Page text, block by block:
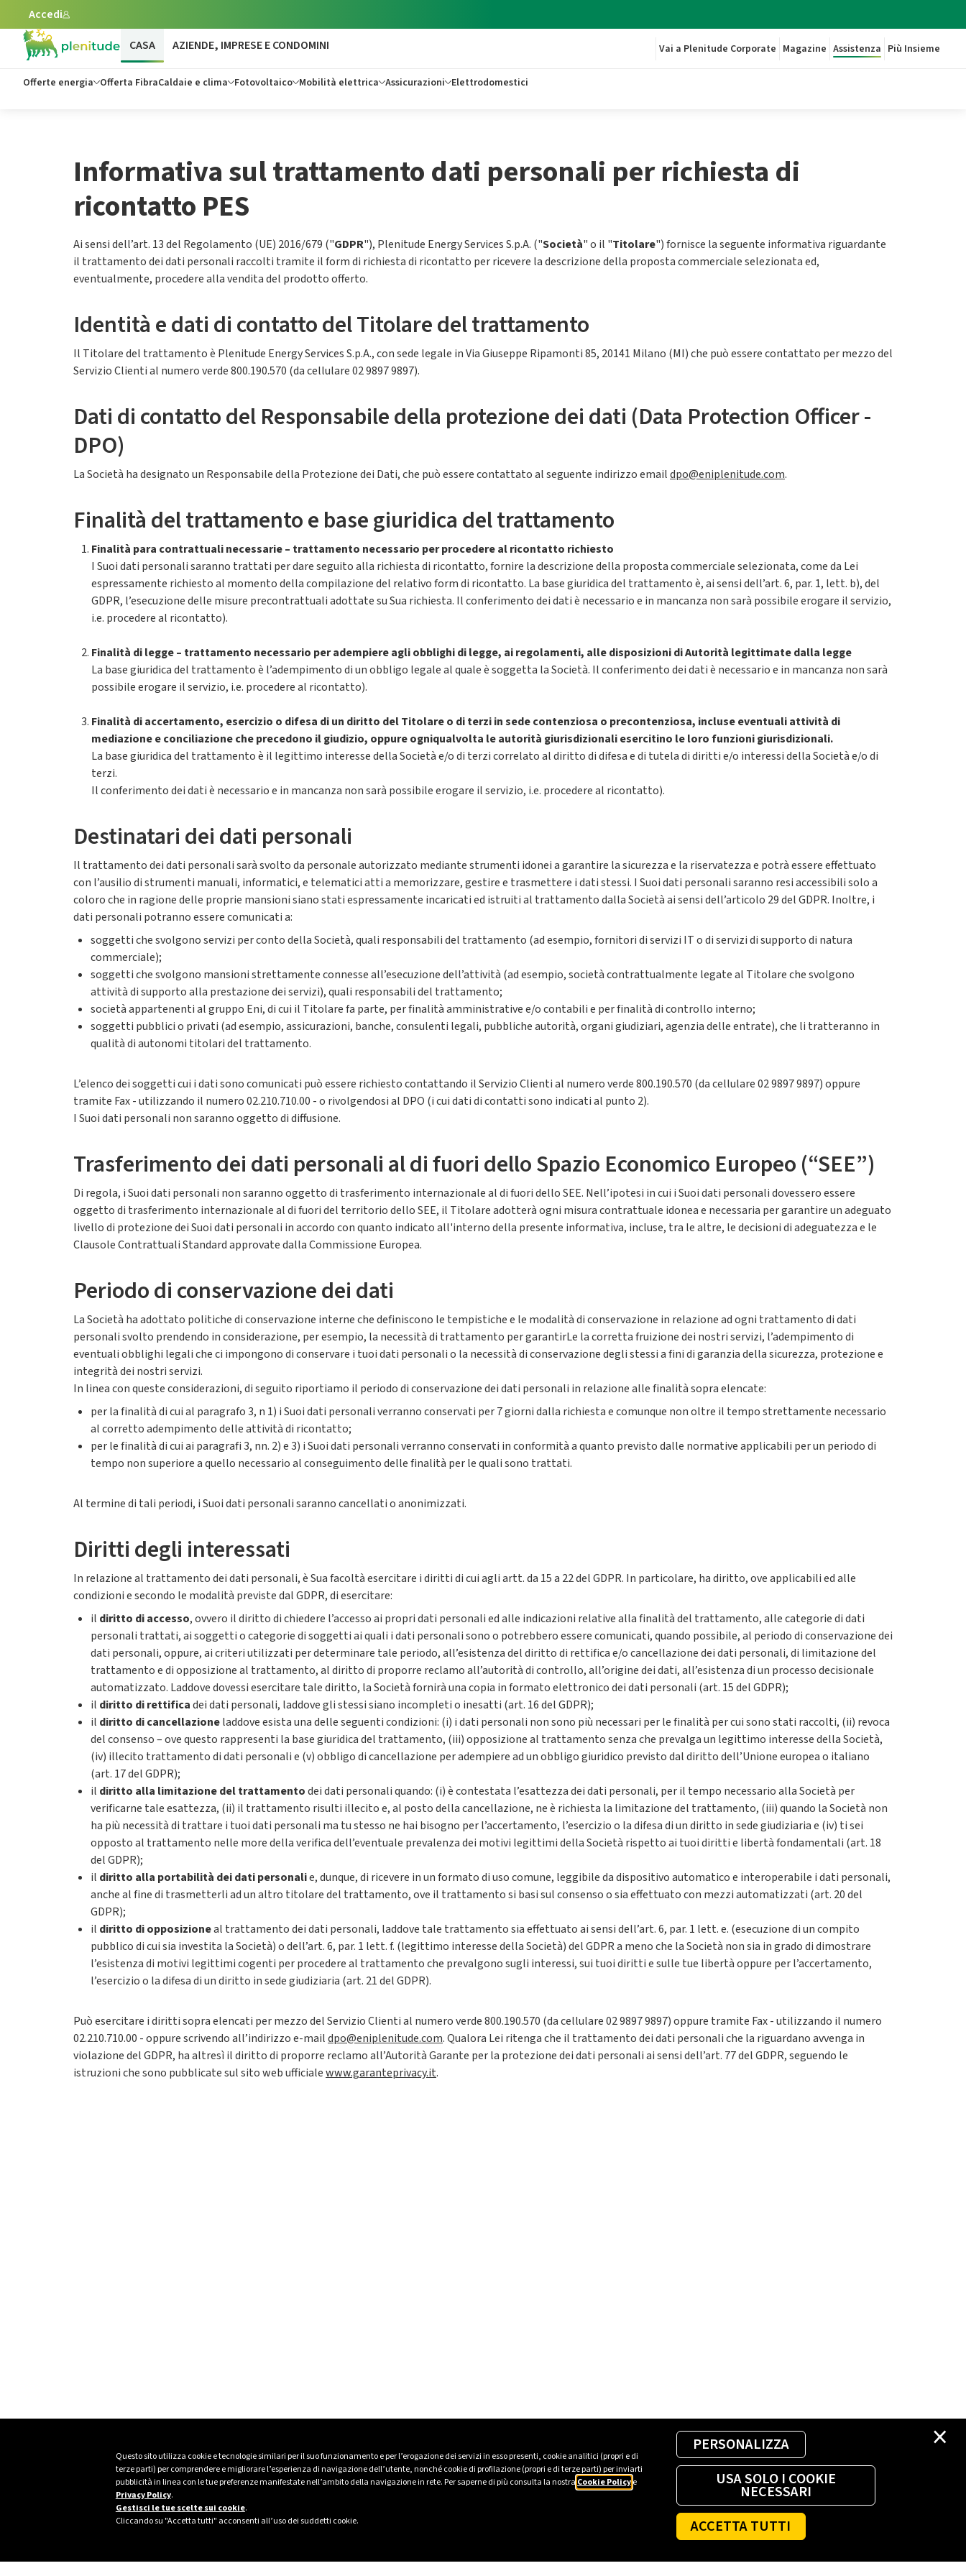
Questo sito utilizza cookie e tecnologie similari per il suo funzionamento e per l’erogazione dei servizi in esso presenti, cookie analitici (propri e di
terze parti) per comprendere e migliorare l’esperienza di navigazione dell’utente, nonché cookie di profilazione (propri e di terze parti) per inviarti
pubblicità in linea con le tue preferenze manifestate nell’ambito della navigazione in rete. Per saperne di più consulta la nostra Cookie Policye
Privacy Policy.
Gestisci le tue scelte sui cookie.
Cliccando su "Accetta tutti" acconsenti all’uso dei suddetti cookie.
×
PERSONALIZZA
USA SOLO I COOKIE
NECESSARI
ACCETTA TUTTI
Vai al contenuto principale
Accedi
CASA
Offerte energia Offerta FibraCaldaie e clima Fotovoltaico Mobilità elettrica Assicurazioni Elettrodomestici
AZIENDE, IMPRESE E CONDOMINI Vai a Plenitude Corporate Magazine Assistenza Più Insieme
Informativa sul trattamento dati personali per richiesta di
ricontatto PES
Ai sensi dell’art. 13 del Regolamento (UE) 2016/679 ("GDPR"), Plenitude Energy Services S.p.A. ("Società" o il "Titolare") fornisce la seguente informativa riguardante
il trattamento dei dati personali raccolti tramite il form di richiesta di ricontatto per ricevere la descrizione della proposta commerciale selezionata ed,
eventualmente, procedere alla vendita del prodotto offerto.
Identità e dati di contatto del Titolare del trattamento
Il Titolare del trattamento è Plenitude Energy Services S.p.A., con sede legale in Via Giuseppe Ripamonti 85, 20141 Milano (MI) che può essere contattato per mezzo del
Servizio Clienti al numero verde 800.190.570 (da cellulare 02 9897 9897).
Dati di contatto del Responsabile della protezione dei dati (Data Protection Officer -
DPO)
La Società ha designato un Responsabile della Protezione dei Dati, che può essere contattato al seguente indirizzo emaildpo@eniplenitude.com.
Finalità del trattamento e base giuridica del trattamento
Finalità para contrattuali necessarie – trattamento necessario per procedere al ricontatto richiesto
I Suoi dati personali saranno trattati per dare seguito alla richiesta di ricontatto, fornire la descrizione della proposta commerciale selezionata, come da Lei
espressamente richiesto al momento della compilazione del relativo form di ricontatto. La base giuridica del trattamento è, ai sensi dell’art. 6, par. 1, lett. b), del
GDPR, l’esecuzione delle misure precontrattuali adottate su Sua richiesta. Il conferimento dei dati è necessario e in mancanza non sarà possibile erogare il servizio,
i.e. procedere al ricontatto).
Finalità di legge – trattamento necessario per adempiere agli obblighi di legge, ai regolamenti, alle disposizioni di Autorità legittimate dalla legge
La base giuridica del trattamento è l’adempimento di un obbligo legale al quale è soggetta la Società. Il conferimento dei dati è necessario e in mancanza non sarà
possibile erogare il servizio, i.e. procedere al ricontatto).
Finalità di accertamento, esercizio o difesa di un diritto del Titolare o di terzi in sede contenziosa o precontenziosa, incluse eventuali attività di
mediazione e conciliazione che precedono il giudizio, oppure ogniqualvolta le autorità giurisdizionali esercitino le loro funzioni giurisdizionali.
La base giuridica del trattamento è il legittimo interesse della Società e/o di terzi correlato al diritto di difesa e di tutela di diritti e/o interessi della Società e/o di
terzi.
Il conferimento dei dati è necessario e in mancanza non sarà possibile erogare il servizio, i.e. procedere al ricontatto).
Destinatari dei dati personali
Il trattamento dei dati personali sarà svolto da personale autorizzato mediante strumenti idonei a garantire la sicurezza e la riservatezza e potrà essere effettuato
con l’ausilio di strumenti manuali, informatici, e telematici atti a memorizzare, gestire e trasmettere i dati stessi. I Suoi dati personali saranno resi accessibili solo a
coloro che in ragione delle proprie mansioni siano stati espressamente incaricati ed istruiti al trattamento dalla Società ai sensi dell’articolo 29 del GDPR. Inoltre, i
dati personali potranno essere comunicati a:
soggetti che svolgono servizi per conto della Società, quali responsabili del trattamento (ad esempio, fornitori di servizi IT o di servizi di supporto di natura
commerciale);
soggetti che svolgono mansioni strettamente connesse all’esecuzione dell’attività (ad esempio, società contrattualmente legate al Titolare che svolgono
attività di supporto alla prestazione dei servizi), quali responsabili del trattamento;
società appartenenti al gruppo Eni, di cui il Titolare fa parte, per finalità amministrative e/o contabili e per finalità di controllo interno;
soggetti pubblici o privati (ad esempio, assicurazioni, banche, consulenti legali, pubbliche autorità, organi giudiziari, agenzia delle entrate), che li tratteranno in
qualità di autonomi titolari del trattamento.
L’elenco dei soggetti cui i dati sono comunicati può essere richiesto contattando il Servizio Clienti al numero verde 800.190.570 (da cellulare 02 9897 9897) oppure
tramite Fax - utilizzando il numero 02.210.710.00 - o rivolgendosi al DPO (i cui dati di contatti sono indicati al punto 2).
I Suoi dati personali non saranno oggetto di diffusione.
Trasferimento dei dati personali al di fuori dello Spazio Economico Europeo (“SEE”)
Di regola, i Suoi dati personali non saranno oggetto di trasferimento internazionale al di fuori dello SEE. Nell’ipotesi in cui i Suoi dati personali dovessero essere
oggetto di trasferimento internazionale al di fuori del territorio dello SEE, il Titolare adotterà ogni misura contrattuale idonea e necessaria per garantire un adeguato
livello di protezione dei Suoi dati personali in accordo con quanto indicato all'interno della presente informativa, incluse, tra le altre, le decisioni di adeguatezza e le
Clausole Contrattuali Standard approvate dalla Commissione Europea.
Periodo di conservazione dei dati
La Società ha adottato politiche di conservazione interne che definiscono le tempistiche e le modalità di conservazione in relazione ad ogni trattamento di dati
personali svolto prendendo in considerazione, per esempio, la necessità di trattamento per garantirLe la corretta fruizione dei nostri servizi, l’adempimento di
eventuali obblighi legali che ci impongono di conservare i tuoi dati personali o la necessità di conservazione degli stessi a fini di garanzia della sicurezza, protezione e
integrità dei nostri servizi.
In linea con queste considerazioni, di seguito riportiamo il periodo di conservazione dei dati personali in relazione alle finalità sopra elencate:
per la finalità di cui al paragrafo 3, n 1) i Suoi dati personali verranno conservati per 7 giorni dalla richiesta e comunque non oltre il tempo strettamente necessario
al corretto adempimento delle attività di ricontatto;
per le finalità di cui ai paragrafi 3, nn. 2) e 3) i Suoi dati personali verranno conservati in conformità a quanto previsto dalle normative applicabili per un periodo di
tempo non superiore a quello necessario al conseguimento delle finalità per le quali sono trattati.
Al termine di tali periodi, i Suoi dati personali saranno cancellati o anonimizzati.
Diritti degli interessati
In relazione al trattamento dei dati personali, è Sua facoltà esercitare i diritti di cui agli artt. da 15 a 22 del GDPR. In particolare, ha diritto, ove applicabili ed alle
condizioni e secondo le modalità previste dal GDPR, di esercitare:
il diritto di accesso, ovvero il diritto di chiedere l’accesso ai propri dati personali ed alle indicazioni relative alla finalità del trattamento, alle categorie di dati
personali trattati, ai soggetti o categorie di soggetti ai quali i dati personali sono o potrebbero essere comunicati, quando possibile, al periodo di conservazione dei
dati personali, oppure, ai criteri utilizzati per determinare tale periodo, all’esistenza del diritto di rettifica e/o cancellazione dei dati personali, di limitazione del
trattamento e di opposizione al trattamento, al diritto di proporre reclamo all’autorità di controllo, all’origine dei dati, all’esistenza di un processo decisionale
automatizzato. Laddove dovessi esercitare tale diritto, la Società fornirà una copia in formato elettronico dei dati personali (art. 15 del GDPR);
il diritto di rettificadei dati personali, laddove gli stessi siano incompleti o inesatti (art. 16 del GDPR);
il diritto di cancellazioneladdove esista una delle seguenti condizioni: (i) i dati personali non sono più necessari per le finalità per cui sono stati raccolti, (ii) revoca
del consenso – ove questo rappresenti la base giuridica del trattamento, (iii) opposizione al trattamento senza che prevalga un legittimo interesse della Società,
(iv) illecito trattamento di dati personali e (v) obbligo di cancellazione per adempiere ad un obbligo giuridico previsto dal diritto dell’Unione europea o italiano
(art. 17 del GDPR);
il diritto alla limitazione del trattamentodei dati personali quando: (i) è contestata l’esattezza dei dati personali, per il tempo necessario alla Società per
verificarne tale esattezza, (ii) il trattamento risulti illecito e, al posto della cancellazione, ne è richiesta la limitazione del trattamento, (iii) quando la Società non
ha più necessità di trattare i tuoi dati personali ma tu stesso ne hai bisogno per l’accertamento, l’esercizio o la difesa di un diritto in sede giudiziaria e (iv) ti sei
opposto al trattamento nelle more della verifica dell’eventuale prevalenza dei motivi legittimi della Società rispetto ai tuoi diritti e libertà fondamentali (art. 18
del GDPR);
il diritto alla portabilità dei dati personalie, dunque, di ricevere in un formato di uso comune, leggibile da dispositivo automatico e interoperabile i dati personali,
anche al fine di trasmetterli ad un altro titolare del trattamento, ove il trattamento si basi sul consenso o sia effettuato con mezzi automatizzati (art. 20 del
GDPR);
il diritto di opposizioneal trattamento dei dati personali, laddove tale trattamento sia effettuato ai sensi dell’art. 6, par. 1 lett. e. (esecuzione di un compito
pubblico di cui sia investita la Società) o dell’art. 6, par. 1 lett. f. (legittimo interesse della Società) del GDPR a meno che la Società non sia in grado di dimostrare
l’esistenza di motivi legittimi cogenti per procedere al trattamento che prevalgono sugli interessi, sui tuoi diritti e sulle tue libertà oppure per l’accertamento,
l’esercizio o la difesa di un diritto in sede giudiziaria (art. 21 del GDPR).
Può esercitare i diritti sopra elencati per mezzo del Servizio Clienti al numero verde 800.190.570 (da cellulare 02 9897 9897) oppure tramite Fax - utilizzando il numero
02.210.710.00 - oppure scrivendo all’indirizzo e-maildpo@eniplenitude.com. Qualora Lei ritenga che il trattamento dei dati personali che la riguardano avvenga in
violazione del GDPR, ha altresì il diritto di proporre reclamo all’Autorità Garante per la protezione dei dati personali ai sensi dell’art. 77 del GDPR, seguendo le
istruzioni che sono pubblicate sul sito web ufficialewww.garanteprivacy.it.